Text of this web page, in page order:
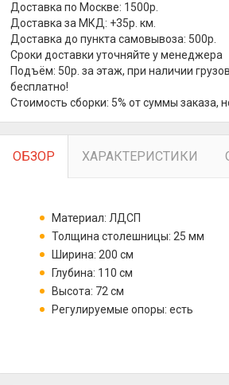
Доставка по Москве: 1500р.
Доставка за МКД: +35р. км.
Доставка до пункта самовывоза: 500р.
Сроки доставки уточняйте у менеджера
Подъём: 50р. за этаж, при наличии
бесплатно!
Стоимость сборки: 5% от суммы заказа,
ОБЗОР ХАРАКТЕРИСТИКИ
Материал: ЛДСП
Толщина столешницы: 25 мм
Ширина: 200 см
Глубина: 110 см
Высота: 72 см
Регулируемые опоры: есть